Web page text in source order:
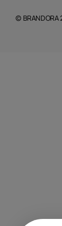
© BRANDORA